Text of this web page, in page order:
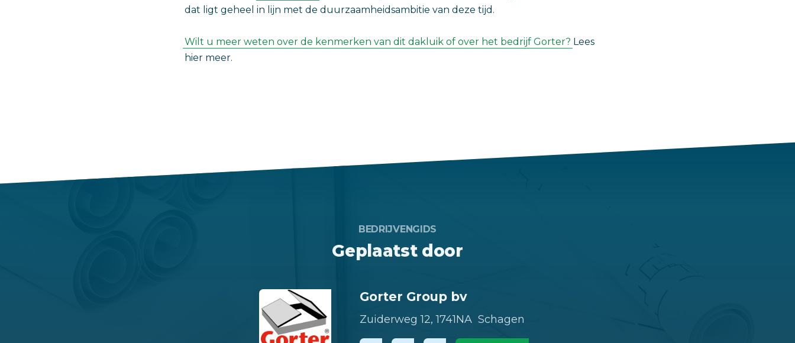
dat ligt geheel in lijn met de duurzaamheidsambitie van deze tijd.
Wilt u meer weten over de kenmerken van dit dakluik of over het bedrijf Gorter? Lees
hier meer.
BEDRIJVENGIDS
Geplaatst door
Gorter Group bv
Zuiderweg 12, 1741NA Schagen